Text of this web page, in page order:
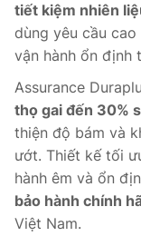
tiết kiệm nhiên
dùng yêu cầu
vận hành ổn định
Assurance
thọ gai đến 30%
thiện độ bám và
ướt. Thiết kế tối
hành êm và ổn
bảo hành chính
Việt Nam.